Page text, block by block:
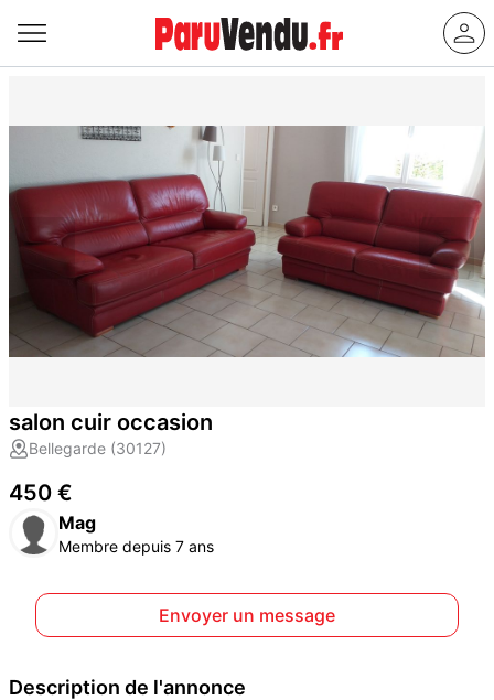
salon cuir occasion
Bellegarde (30127)
450 €
Mag
Membre depuis 7 ans
Envoyer un message
Description de l'annonce